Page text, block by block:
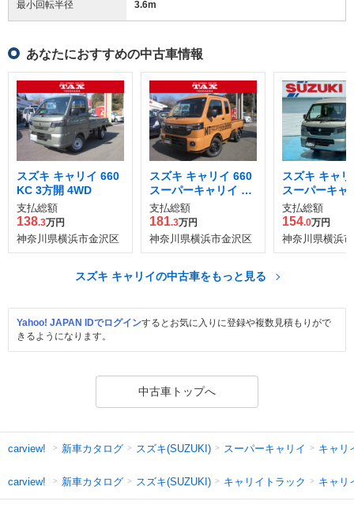
最小回転半径 3.6m
あなたにおすすめの中古車情報
スズキ キャリイ 660
KC 3方開 4WD
支払総額
138.3万円
神奈川県横浜市金沢区
スズキ キャリイ 660
スーパーキャリイ X
リミテッド 3方開 4W
D
支払総額
181.3万円
神奈川県横浜市金沢区
スズキ キャ
スーパーキャ
3方開 4WD
支払総額
154.0万円
神奈川県横浜
スズキ キャリイの中古車をもっと見る
Yahoo! JAPAN IDでログインするとお気に入りに登録や複数見積もりがで
きるようになります。
中古車トップへ
carview! 新車カタログ スズキ(SUZUKI) スーパーキャリイ キャリ
carview! 新車カタログ スズキ(SUZUKI) キャリイトラック キャリ